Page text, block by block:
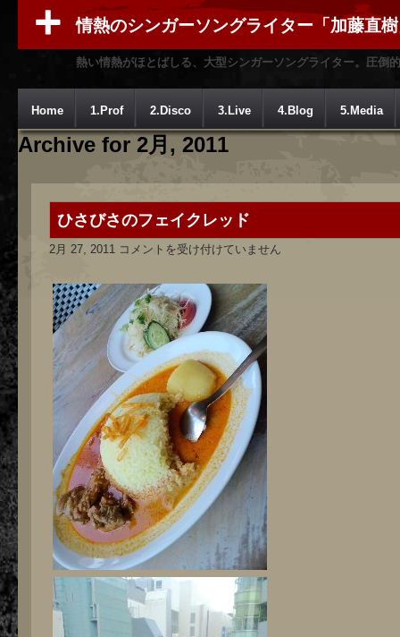
情熱のシンガーソングライター「加藤直
熱い情熱がほとばしる、大型シンガーソングライター。圧倒
Home 1.Prof 2.Disco 3.Live 4.Blog 5.Media
Archive for 2月, 2011
ひさびさのフェイクレッド
2月 27, 2011 ひ
さ
の
フ
ェ
イ
レ
ッ
は
コメントを受け付けていません